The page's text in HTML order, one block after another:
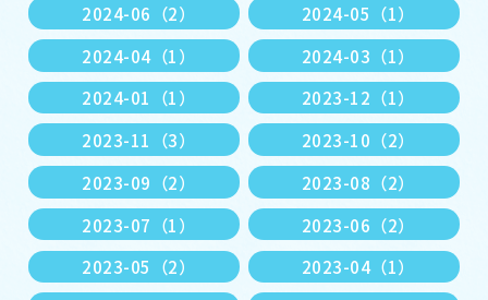
2024-06（2）
2024-05（1）
2024-04（1）
2024-03（1）
2024-01（1）
2023-12（1）
2023-11（3）
2023-10（2）
2023-09（2）
2023-08（2）
2023-07（1）
2023-06（2）
2023-05（2）
2023-04（1）